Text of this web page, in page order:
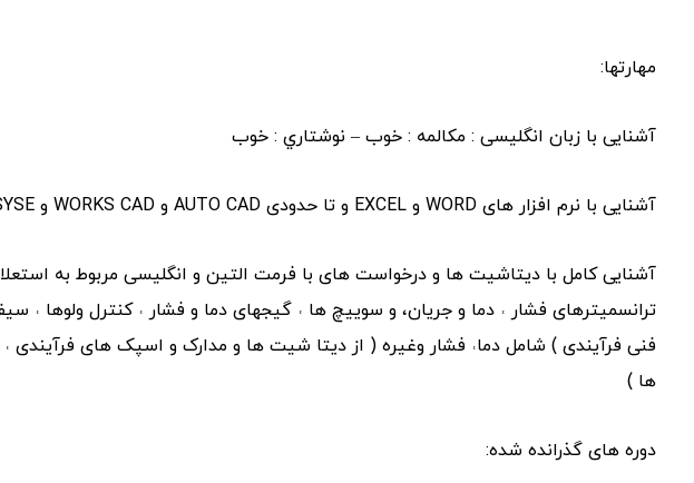
مهارتها:
آشنایی با زبان انگلیسی : مکالمه : خوب – نوشتاري : خوب
آشنایی با نرم افزار های WORD و EXCEL و تا حدودی AUTO CAD و WORKS CAD و HYSYSE .
ترانسمیترهای فشار ˓ دما و جریان، و سوییچ ها ˓ گیجهای دما و فشار ˓ کنترل ولوها
فنی فرآیندی ) شامل دما˓ فشار وغیره ( از دیتا شیت ها و مدارک و اسپک های فرآیندی
ها )
دوره های گذرانده شده: